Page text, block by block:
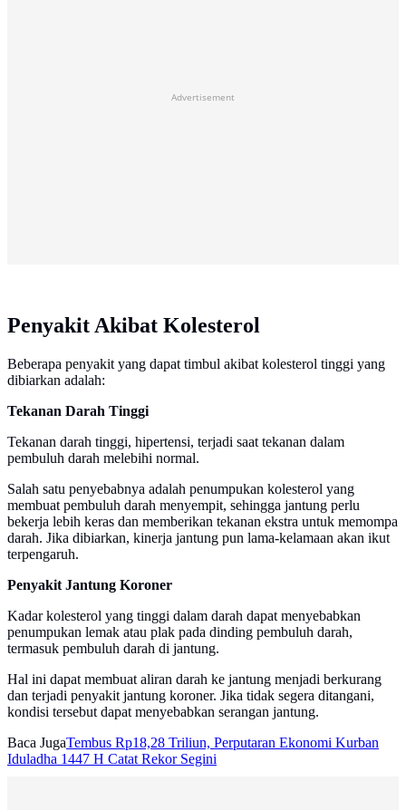
Advertisement
Penyakit Akibat Kolesterol
Beberapa penyakit yang dapat timbul akibat kolesterol tinggi yang
dibiarkan adalah:
Tekanan Darah Tinggi
Tekanan darah tinggi, hipertensi, terjadi saat tekanan dalam
pembuluh darah melebihi normal.
Salah satu penyebabnya adalah penumpukan kolesterol yang
membuat pembuluh darah menyempit, sehingga jantung perlu
bekerja lebih keras dan memberikan tekanan ekstra untuk memompa
darah. Jika dibiarkan, kinerja jantung pun lama-kelamaan akan ikut
terpengaruh.
Penyakit Jantung Koroner
Kadar kolesterol yang tinggi dalam darah dapat menyebabkan
penumpukan lemak atau plak pada dinding pembuluh darah,
termasuk pembuluh darah di jantung.
Hal ini dapat membuat aliran darah ke jantung menjadi berkurang
dan terjadi penyakit jantung koroner. Jika tidak segera ditangani,
kondisi tersebut dapat menyebabkan serangan jantung.
Baca JugaTembus Rp18,28 Triliun, Perputaran Ekonomi Kurban
Iduladha 1447 H Catat Rekor Segini